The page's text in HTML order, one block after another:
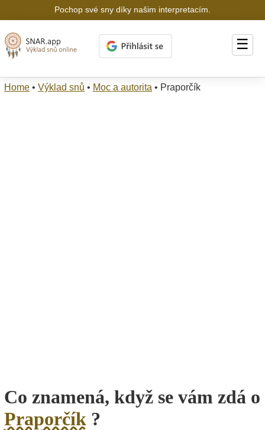
Pochop své sny díky našim interpretacím.
☰
Home • Výklad snů • Moc a autorita • Praporčík
Co znamená, když se vám zdá o
Praporčík ?